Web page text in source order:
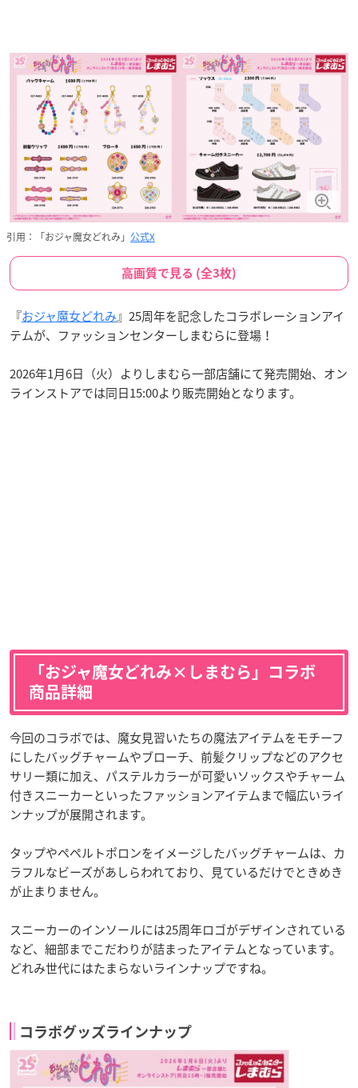
引用：「おジャ魔女どれみ」 公式X
高画質で見る (全3枚)
『おジャ魔女どれみ』25周年を記念したコラボレーションアイ
テムが、ファッションセンターしまむらに登場！
2026年1月6日（火）よりしまむら一部店舗にて発売開始、オン
ラインストアでは同日15:00より販売開始となります。
「おジャ魔女どれみ×しまむら」コラボ
商品詳細
今回のコラボでは、魔女見習いたちの魔法アイテムをモチーフ
にしたバッグチャームやブローチ、前髪クリップなどのアクセ
サリー類に加え、パステルカラーが可愛いソックスやチャーム
付きスニーカーといったファッションアイテムまで幅広いライ
ンナップが展開されます。
タップやペペルトポロンをイメージしたバッグチャームは、カ
ラフルなビーズがあしらわれており、見ているだけでときめき
が止まりません。
スニーカーのインソールには25周年ロゴがデザインされている
など、細部までこだわりが詰まったアイテムとなっています。
どれみ世代にはたまらないラインナップですね。
コラボグッズラインナップ